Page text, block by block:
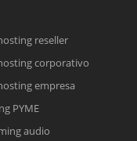
Complete el formulario
reseller
corporativo
empresa
PYME
audio